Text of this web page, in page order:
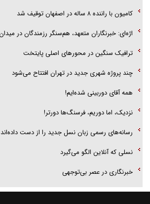
کامیون با راننده ۸ ساله در اصفهان توقیف شد
اژه‌ای: خبرنگاران متعهد، هم‌سنگر رزمندگان در
ترافیک سنگین در محورهای اصلی پایتخت
چند پروژه شهری جدید در تهران افتتاح می‌شود
همه آقای دوربینی شده‌ایم!
نزدیک، اما دوریم، فرسنگ‌ها دورتر!
رسانه‌های رسمی زبان نسل جدید را از دست داده‌اند
نسلی که آنلاین الگو می‌گیرد
‌خبرنگاری در عصر بی‌توجهی